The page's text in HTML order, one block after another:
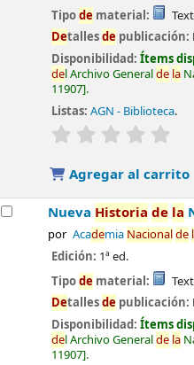
Tipode material:
Detallesde publicación:
Disponibilidad:Ítems
del Archivo Generalde la
11907 .
Listas: AGN - Biblioteca.
valoración
Agregar al carrito
Nueva Historia de la
por Academia Nacionalde
Edición: 1ª ed.
Tipode material:
Detallesde publicación:
Disponibilidad:Ítems
del Archivo Generalde la
11907 .